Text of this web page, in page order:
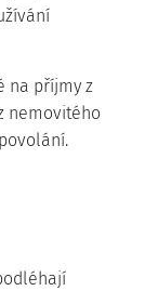
na příjmy z
nemovitého